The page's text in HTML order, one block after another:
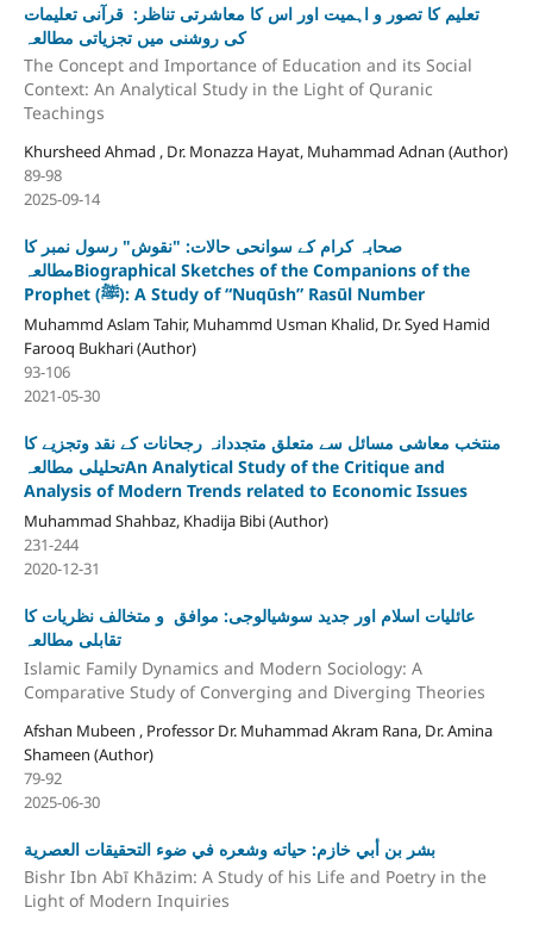
تعلیم کا تصور و اہمیت اور اس کا معاشرتی تناظر: قرآنی تعلیمات
کی روشنی میں تجزیاتی مطالعہ
The Concept and Importance of Education and its Social
Context: An Analytical Study in the Light of Quranic
Teachings
Khursheed Ahmad , Dr. Monazza Hayat, Muhammad Adnan (Author)
89-98
2025-09-14
صحابہ کرام کے سوانحی حالات: "نقوش" رسول نمبر کا
مطالعہBiographical Sketches of the Companions of the
Prophet (ﷺ): A Study of “Nuqūsh” Rasūl Number
Muhammd Aslam Tahir, Muhammd Usman Khalid, Dr. Syed Hamid
Farooq Bukhari (Author)
93-106
2021-05-30
منتخب معاشی مسائل سے متعلق متجددانہ رجحانات کے نقد وتجزیے کا
تحلیلی مطالعہAn Analytical Study of the Critique and
Analysis of Modern Trends related to Economic Issues
Muhammad Shahbaz, Khadija Bibi (Author)
231-244
2020-12-31
عائلیات اسلام اور جدید سوشیالوجی: موافق و متخالف نظریات کا
تقابلی مطالعہ
Islamic Family Dynamics and Modern Sociology: A
Comparative Study of Converging and Diverging Theories
Afshan Mubeen , Professor Dr. Muhammad Akram Rana, Dr. Amina
Shameen (Author)
79-92
2025-06-30
بشر بن أبي خازم: حياته وشعره في ضوء التحقيقات العصرية
Bishr Ibn Abī Khāzim: A Study of his Life and Poetry in the
Light of Modern Inquiries